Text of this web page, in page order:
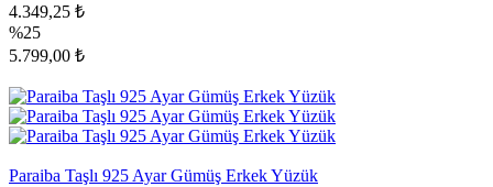
4.349,25 ₺
%25
5.799,00 ₺
Paraiba Taşlı 925 Ayar Gümüş Erkek Yüzük